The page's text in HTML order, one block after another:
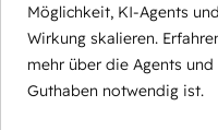
Möglichkeit, KI-Agents
Wirkung skalieren.
mehr über die Agents
Guthaben notwendig ist.